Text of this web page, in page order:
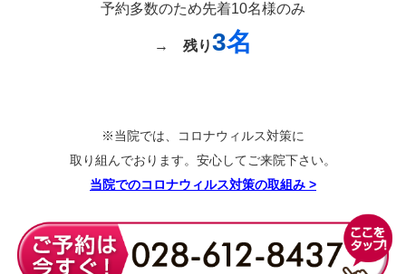
予約多数のため先着10名様のみ
→ 残り3名
※当院では、コロナウィルス対策に
取り組んでおります。安心してご来院下さい。
当院でのコロナウィルス対策の取組み >